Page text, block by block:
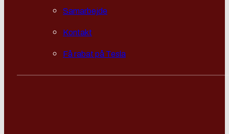
Samarbejde
Kontakt
Få rabat på Tesla